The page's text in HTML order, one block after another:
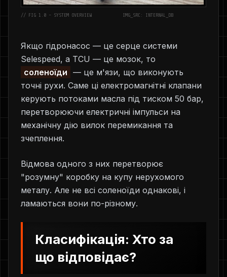
// FIG 1.0 - SYSTEM OVERVIEW IMG_SRC: INTERNAL_DB
Якщо гідронасос — це серце системи
Selespeed, а TCU — це мозок, то
соленоїди — це м'язи, що виконують
точні рухи. Саме ці електромагнітні клапани
керують потоками масла під тиском 50 бар,
перетворюючи електричні імпульси на
механічну дію вилок перемикання та
зчеплення.
Відмова одного з них перетворює
"розумну" коробку на купу нерухомого
металу. Але не всі соленоїди однакові, і
ламаються вони по-різному.
Класифікація: Хто за
що відповідає?